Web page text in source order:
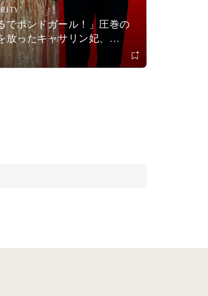
でボンドガール！」圧巻の
放ったキャサリン妃、
』ワールドプレミアの話題を